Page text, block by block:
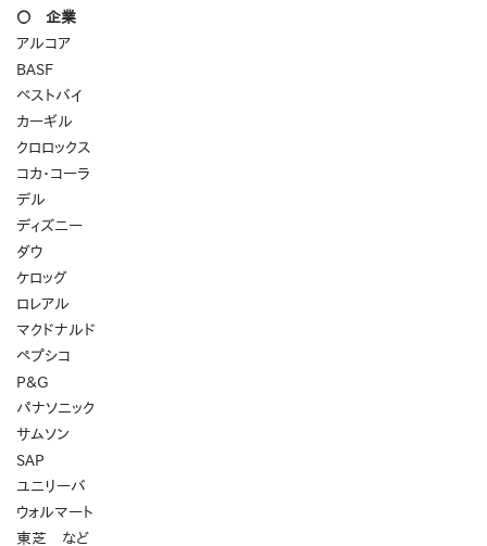
〇 企業
アルコア
BASF
ベストバイ
カーギル
クロロックス
コカ・コーラ
デル
ディズニー
ダウ
ケロッグ
ロレアル
マクドナルド
ペプシコ
P&G
パナソニック
サムソン
SAP
ユニリーバ
ウォルマート
東芝 など